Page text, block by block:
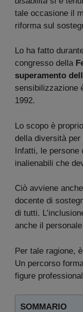
tale occasione il
riforma sul
Lo ha fatto
congresso della
superamento
sensibilizzazione
1992.
Lo scopo è
della diversità
Infatti, le persone
inalienabili che
Ciò avviene
docente di
di tutti.
anche il
Per tale ragione,
Un percorso
figure
SOMMARIO